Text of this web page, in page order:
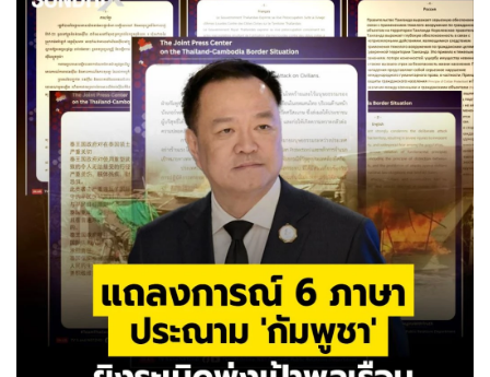
• ข่าวลึกปมลับ
• Exclusive Health
• ผู้จัดกวน
•
น่าสนใจ
• ข่าวอัพเดต
• เศรษฐกิจ-ธุรกิจ
สังคม-โซเชียล